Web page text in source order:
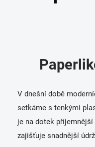
V dnešní době
setkáme s tenkými
je na dotek
zajišťuje snadnější